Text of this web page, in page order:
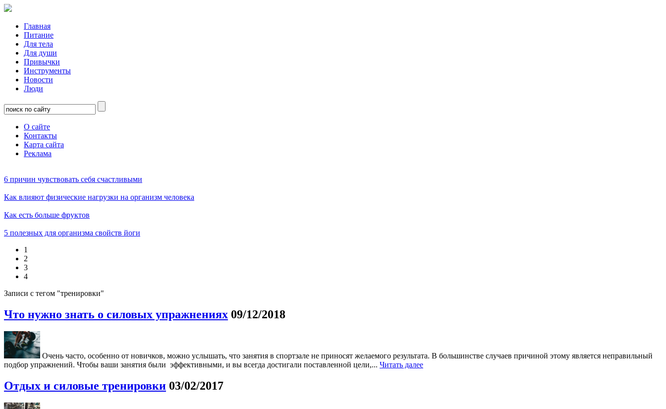
Главная
Питание
Для тела
Для души
Привычки
Инструменты
Новости
Люди
О сайте
Контакты
Карта сайта
Реклама
6 причин чувствовать себя счастливыми
Как влияют физические нагрузки на организм человека
Как есть больше фруктов
5 полезных для организма свойств йоги
1
2
3
4
Записи с тегом "тренировки"
Что нужно знать о силовых упражнениях 09/12/2018
Очень часто, особенно от новичков, можно услышать, что занятия в спортзале не приносят желаемого результата. В большинстве случаев причиной этому является неправильный
подбор упражнений. Чтобы ваши занятия были эффективными, и вы всегда достигали поставленной цели,... Читать далее
Отдых и силовые тренировки 03/02/2017